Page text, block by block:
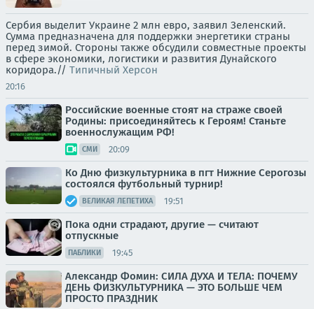
Сербия выделит Украине 2 млн евро, заявил Зеленский.
Сумма предназначена для поддержки энергетики страны
перед зимой. Стороны также обсудили совместные проекты
в сфере экономики, логистики и развития Дунайского
коридора.// Типичный Херсон
20:16
Российские военные стоят на страже своей
Родины: присоединяйтесь к Героям! Станьте
военнослужащим РФ!
СМИ 20:09
Ко Дню физкультурника в пгт Нижние Серогозы
состоялся футбольный турнир!
ВЕЛИКАЯ ЛЕПЕТИХА 19:51
Пока одни страдают, другие — считают
отпускные
ПАБЛИКИ 19:45
Александр Фомин: СИЛА ДУХА И ТЕЛА: ПОЧЕМУ
ДЕНЬ ФИЗКУЛЬТУРНИКА — ЭТО БОЛЬШЕ ЧЕМ
ПРОСТО ПРАЗДНИК